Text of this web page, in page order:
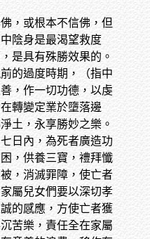
，或根本不信佛，但
陰身是最渴望救度
是具有殊勝效果的。
的過度時期，（指中
，作一切功德，以虔
轉變定業於墮落邊
土，永享勝妙之樂。
日內，為死者廣造功
，供養三寶，禮拜懺
，消滅罪障，使亡者
屬兒女們要以深切孝
的感應，方使亡者獲
苦樂，責任全在家屬